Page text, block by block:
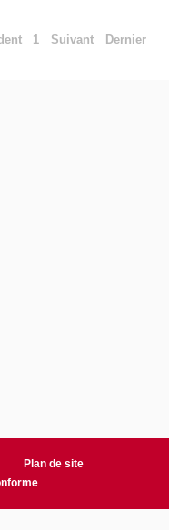
1 Suivant Dernier
Plan de site